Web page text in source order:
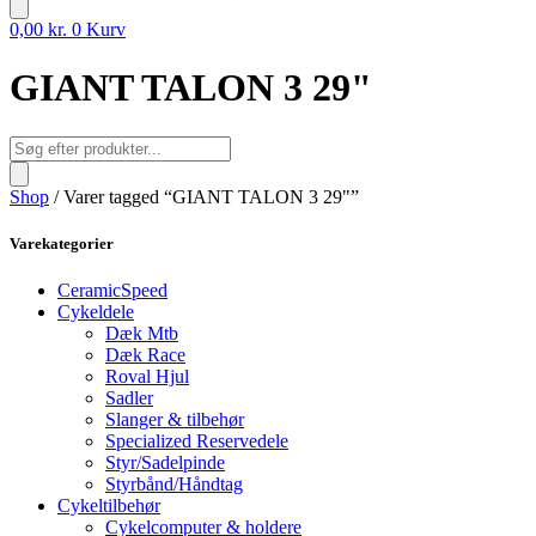
0,00 kr. 0 Kurv
GIANT TALON 3 29"
Products
search
Shop / Varer tagged “GIANT TALON 3 29"”
Varekategorier
CeramicSpeed
Cykeldele
Dæk Mtb
Dæk Race
Roval Hjul
Sadler
Slanger & tilbehør
Specialized Reservedele
Styr/Sadelpinde
Styrbånd/Håndtag
Cykeltilbehør
Cykelcomputer & holdere